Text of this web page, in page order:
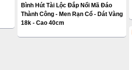
Bình Hút Tài Lộc Đắp Nổi Mã Đáo
Thành Công - Men Rạn Cổ - Dát Vàng
18k - Cao 40cm